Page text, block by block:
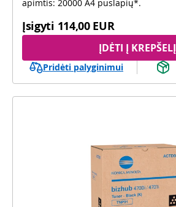
apimtis: 20000 A4 puslapių*.
Įsigyti 114,00 EUR
ĮDĖTI Į KREPŠELĮ
Pridėti palyginimui